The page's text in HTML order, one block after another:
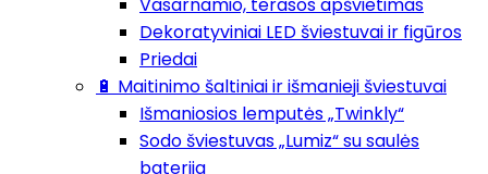
Vasarnamio, terasos apšvietimas
Dekoratyviniai LED šviestuvai ir figūros
Priedai
🔋 Maitinimo šaltiniai ir išmanieji šviestuvai
Išmaniosios lemputės „Twinkly“
Sodo šviestuvas „Lumiz“ su saulės
baterija